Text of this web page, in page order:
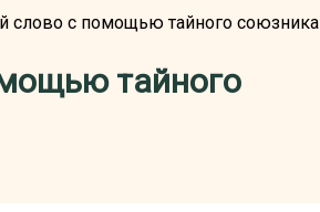
слово с помощью тайного союзника
тайного